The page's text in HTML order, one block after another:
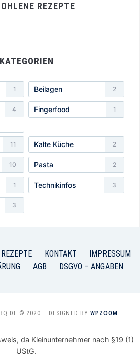
REZEPTE
KATEGORIEN
1 Beilagen 2
4 Fingerfood 1
11 Kalte Küche 2
10 Pasta 2
1 Technikinfos 3
3
REZEPTE KONTAKT
IMPRESSUM
AGB DSGVO – ANGABEN
© 2020 — DESIGNED BY WPZOOM
da Kleinunternehmer nach §19 (1)
UStG.